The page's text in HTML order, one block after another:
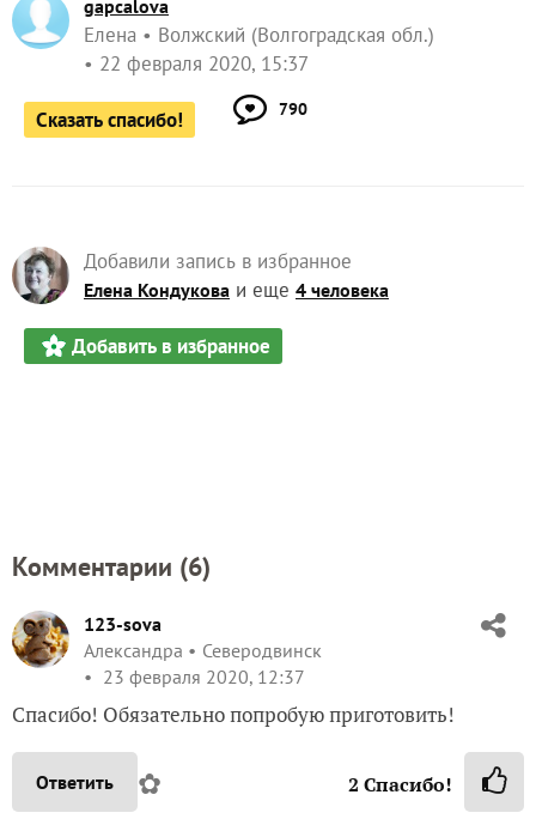
gapcalova
Елена
Волжский (Волгоградская обл.)
22 февраля 2020, 15:37
Сказать спасибо! 790
Добавили запись в избранное
Елена Кондукова и еще 4 человека
Добавить в избранное
Комментарии (6)
123-sova
Александра
Северодвинск
23 февраля 2020, 12:37
Спасибо! Обязательно попробую приготовить!
Ответить ✿ 2 Спасибо!